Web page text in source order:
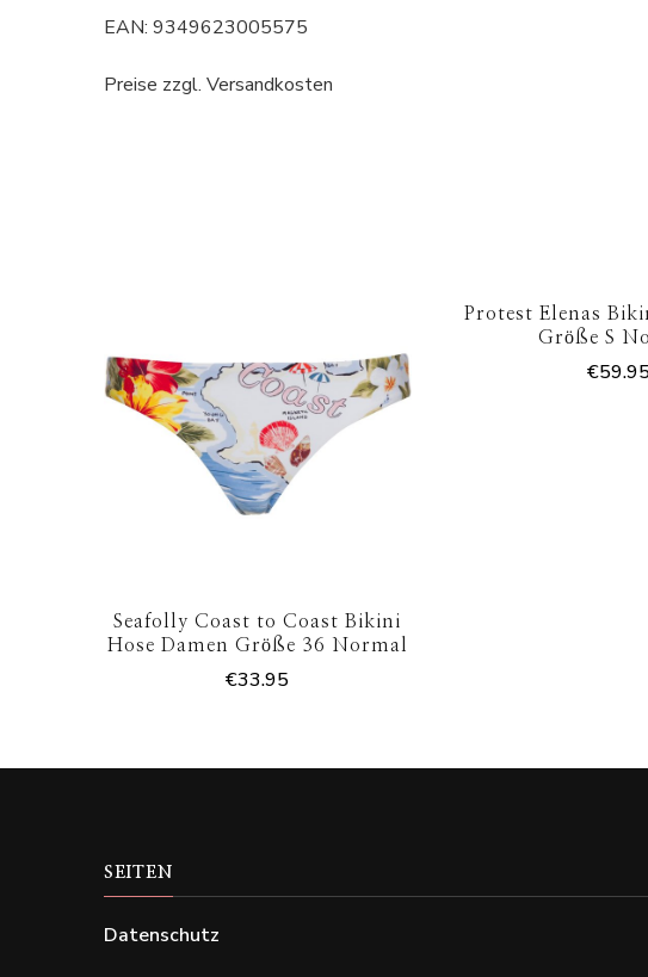
EAN: 9349623005575
Preise zzgl. Versandkosten
Seafolly Coast to Coast Bikini
Hose Damen Größe 36 Normal
€33.95
Protest Elenas
Größe S
€
SEITEN
Datenschutz